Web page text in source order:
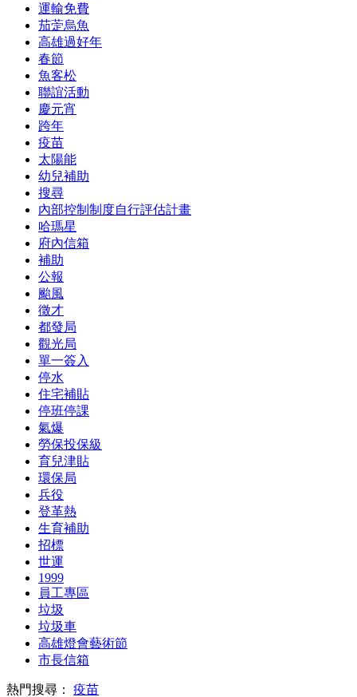
運輸免費
茄萣烏魚
高雄過好年
春節
魚客松
聯誼活動
慶元宵
跨年
疫苗
太陽能
幼兒補助
搜尋
內部控制制度自行評估計畫
哈瑪星
府內信箱
補助
公報
颱風
徵才
都發局
觀光局
單一簽入
停水
住宅補貼
停班停課
氣爆
勞保投保級
育兒津貼
環保局
兵役
登革熱
生育補助
招標
世運
1999
員工專區
垃圾
垃圾車
高雄燈會藝術節
市長信箱
熱門搜尋： 疫苗